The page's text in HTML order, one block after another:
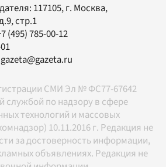
117105, г. Москва,
стр.1
(495) 785-00-12
gazeta@gazeta.ru
СМИ Эл № ФС77-67642
службой по надзору в сфере
технологий и массовых
10.11.2016 г. Редакция не
за достоверность информации,
объявлениях. Редакция не